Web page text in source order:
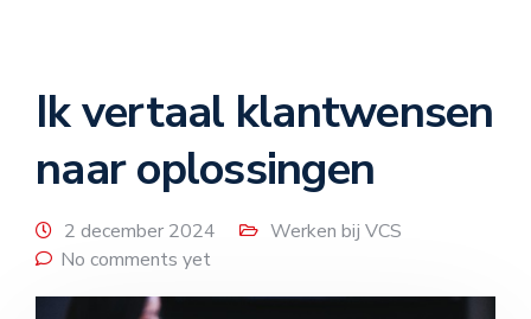
Ik vertaal klantwensen
naar oplossingen
2 december 2024
Werken bij VCS
No comments yet